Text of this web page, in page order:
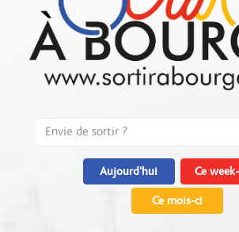
Aujourd'hui Ce
Ce mois-ci